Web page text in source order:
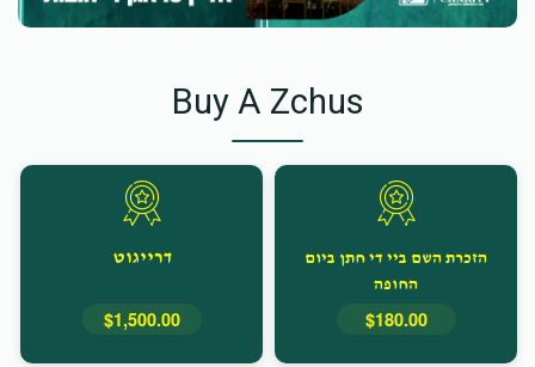
Buy A Zchus
הזכרת השם ביי די חתן ביום
החופה
$180.00
דרייגוט
$1,500.00